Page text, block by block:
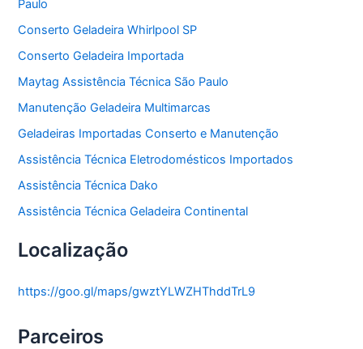
Paulo
Conserto Geladeira Whirlpool SP
Conserto Geladeira Importada
Maytag Assistência Técnica São Paulo
Manutenção Geladeira Multimarcas
Geladeiras Importadas Conserto e Manutenção
Assistência Técnica Eletrodomésticos Importados
Assistência Técnica Dako
Assistência Técnica Geladeira Continental
Localização
https://goo.gl/maps/gwztYLWZHThddTrL9
Parceiros